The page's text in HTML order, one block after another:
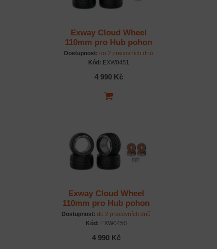
Exway Cloud Wheel
110mm pro Hub pohon
(zelená, 4ks)
Dostupnost: do 2 pracovních dnů
Kód: EXW0451
4 990 Kč
Exway Cloud Wheel
110mm pro Hub pohon
(černá, 4ks)
Dostupnost: do 2 pracovních dnů
Kód: EXW0450
4 990 Kč